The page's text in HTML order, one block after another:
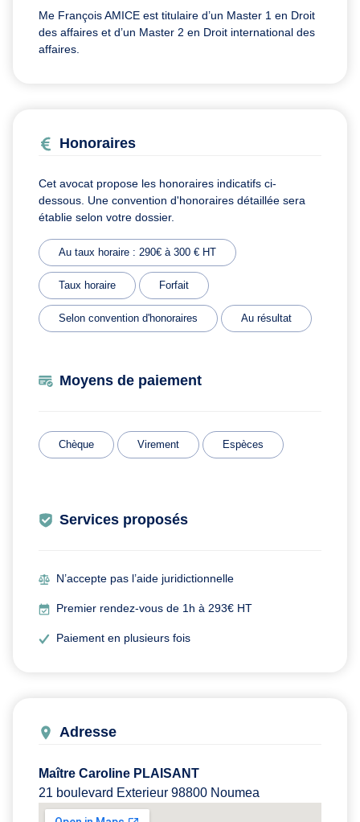
Me François AMICE est titulaire d’un Master 1 en Droit
des affaires et d’un Master 2 en Droit international des
affaires.
Honoraires
Cet avocat propose les honoraires indicatifs ci-
dessous. Une convention d'honoraires détaillée sera
établie selon votre dossier.
Au taux horaire : 290€ à 300 € HT
Taux horaire Forfait
Selon convention d'honoraires Au résultat
Moyens de paiement
Chèque Virement Espèces
Services proposés
N’accepte pas l’aide juridictionnelle
Premier rendez-vous de 1h à 293€ HT
Paiement en plusieurs fois
Adresse
Maître Caroline PLAISANT
21 boulevard Exterieur 98800 Noumea